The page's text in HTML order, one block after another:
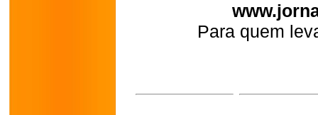
Para quem